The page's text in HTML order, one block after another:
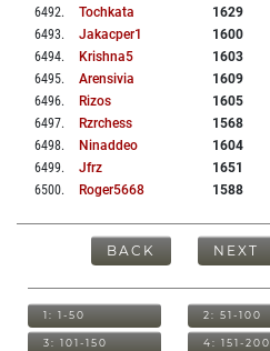
6492. Tochkata 1629
6493. Jakacper1 1600
6494. Krishna5 1603
6495. Arensivia 1609
6496. Rizos 1605
6497. Rzrchess 1568
6498. Ninaddeo 1604
6499. Jfrz 1651
6500. Roger5668 1588
BACK NEXT
1: 1-50 2: 51-100
3: 101-150 4: 151-200